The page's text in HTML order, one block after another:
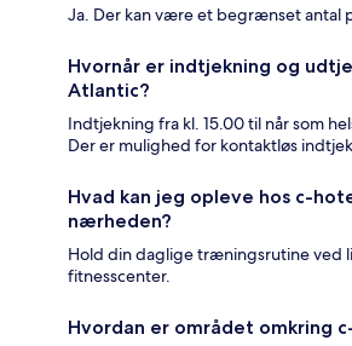
Ja. Der kan være et begrænset antal
Hvornår er indtjekning og
Atlantic?
Indtjekning fra kl. 15.00 til når som
Der er mulighed for kontaktløs
Hvad kan jeg opleve hos c-
nærheden?
Hold din daglige træningsrutine ved
fitnesscenter.
Hvordan er området omkring